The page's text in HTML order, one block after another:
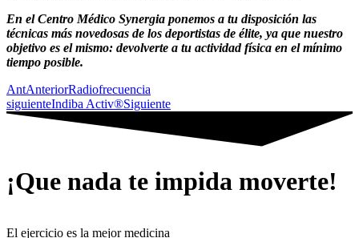
En el Centro Médico Synergia ponemos a tu disposición las
técnicas más novedosas de los deportistas de élite, ya que nuestro
objetivo es el mismo: devolverte a tu actividad física en el mínimo
tiempo posible.
AntAnteriorRadiofrecuencia
siguienteIndiba Activ®Siguiente
¡Que nada te impida moverte!
El ejercicio es la mejor medicina